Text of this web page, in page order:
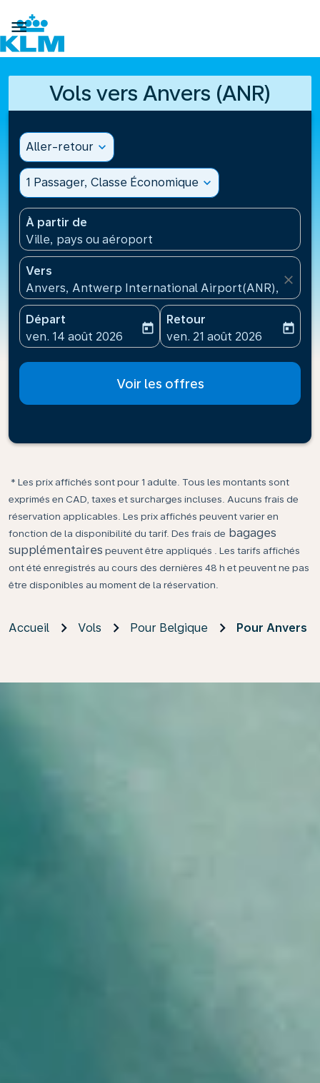

Vols vers Anvers (ANR)
Aller-retour expand_more
1 Passager, Classe Économique expand_more
À partir de
Ville, pays ou aéroport
Vers
Anvers, Antwerp International Airport(ANR),
close
Départ
fc-booking-departure-date-aria-label
ven. 14 août 2026
today
Retour
fc-booking-return-date-
ven. 21 août 2026
today
Voir les offres
* Les prix affichés sont pour 1 adulte. Tous les montants sont
exprimés en CAD, taxes et surcharges incluses. Aucuns frais de
réservation applicables. Les prix affichés peuvent varier en
fonction de la disponibilité du tarif. Des frais de bagages
supplémentaires peuvent être appliqués . Les tarifs affichés
ont été enregistrés au cours des dernières 48 h et peuvent ne pas
être disponibles au moment de la réservation.
Accueil Vols Pour Belgique Pour Anvers